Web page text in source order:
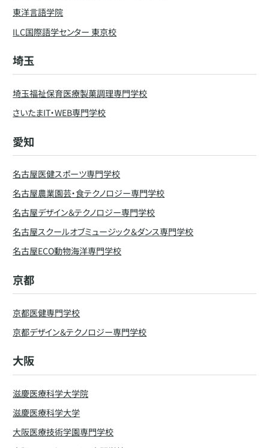
東洋言語学院
ILC国際語学センター 東京校
埼玉
埼玉福祉保育医療製菓調理専門学校
さいたまIT・WEB専門学校
愛知
名古屋医健スポーツ専門学校
名古屋農業園芸・食テクノロジー専門学校
名古屋デザイン＆テクノロジー専門学校
名古屋スクールオブミュージック＆ダンス専門学校
名古屋ECO動物海洋専門学校
京都
京都医健専門学校
京都デザイン＆テクノロジー専門学校
大阪
滋慶医療科学大学院
滋慶医療科学大学
大阪医療技術学園専門学校